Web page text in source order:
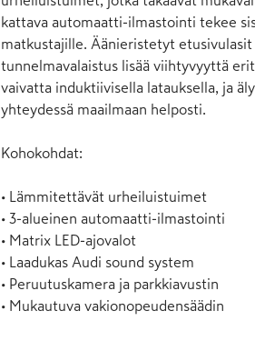
kattava automaatti-ilmastointi tekee
matkustajille. Äänieristetyt
tunnelmavalaistus lisää viihtyvyyttä
vaivatta induktiivisella latauksella, ja
yhteydessä maailmaan helposti.
Kohokohdat:
• Lämmitettävät urheiluistuimet
• 3-alueinen automaatti-ilmastointi
• Matrix LED-ajovalot
• Laadukas Audi sound system
• Peruutuskamera ja parkkiavustin
• Mukautuva vakionopeudensäädin